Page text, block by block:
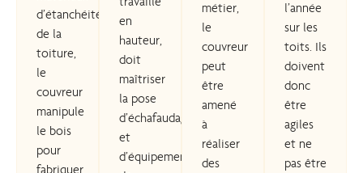
d’étanchéité
de la
toiture,
le
couvreur
manipule
le bois
pour
fabriquer
en
hauteur,
doit
maîtriser
la pose
d’échafaudages
et
d’équipements
métier,
le
couvreur
peut
être
amené
à
réaliser
des
l’année
sur les
toits. Ils
doivent
donc
être
agiles
et ne
pas être